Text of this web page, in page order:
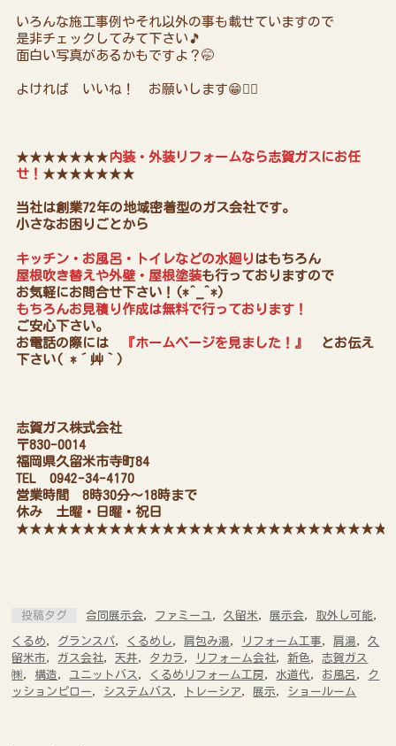
いろんな施工事例やそれ以外の事も載せていますので
是非チェックしてみて下さい🎵
面白い写真があるかもですよ？🤭
よければ いいね！ お願いします😁👍🏻
★★★★★★★内装・外装リフォームなら志賀ガスにお任
せ！ ★★★★★★★
当社は創業72年の地域密着型のガス会社です。
小さなお困りごとから
キッチン・お風呂・トイレなどの水廻り はもちろん
屋根吹き替えや外壁・屋根塗装も行っておりますので
お気軽にお問合せ下さい！(*^_^*)
もちろんお見積り作成は無料で行っております！
ご安心下さい。
お電話の際には
『ホームページを見ました！』
とお伝え
下さい( *´艸｀)
志賀ガス株式会社
〒830-0014
福岡県久留米市寺町84
TEL
0942-34-4170
営業時間 8時30分～18時まで
休み 土曜・日曜・祝日
投稿タグ 合同展示会, ファミーユ ,久留米,展示会, 取外し可能,
くるめ, グランスパ, くるめし,肩包み湯, リフォーム工事,肩湯,久
留米市, ガス会社,天井, タカラ , リフォーム会社,新色,志賀ガス
㈱, 構造, ユニットバス , くるめリフォーム工房, 水道代, お風呂 ,
ク
ッションピロー, システムバス , トレーシア,展示, ショールーム